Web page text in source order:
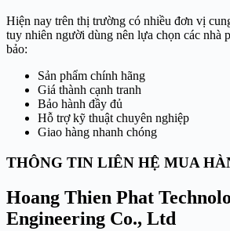
Hiện nay trên thị trường có nhiều đơn vị
tuy nhiên người dùng nên lựa chọn các nhà
bảo:
Sản phẩm chính hãng
Giá thành cạnh tranh
Bảo hành đầy đủ
Hỗ trợ kỹ thuật chuyên nghiệp
Giao hàng nhanh chóng
THÔNG TIN LIÊN HỆ MUA
Hoang Thien Phat
Engineering Co., Ltd